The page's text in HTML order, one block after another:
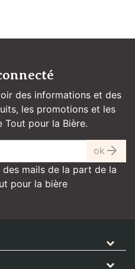
des informations et des
les promotions et les
Tout pour la Bière.
ok
mails de la part de la
pour la bière